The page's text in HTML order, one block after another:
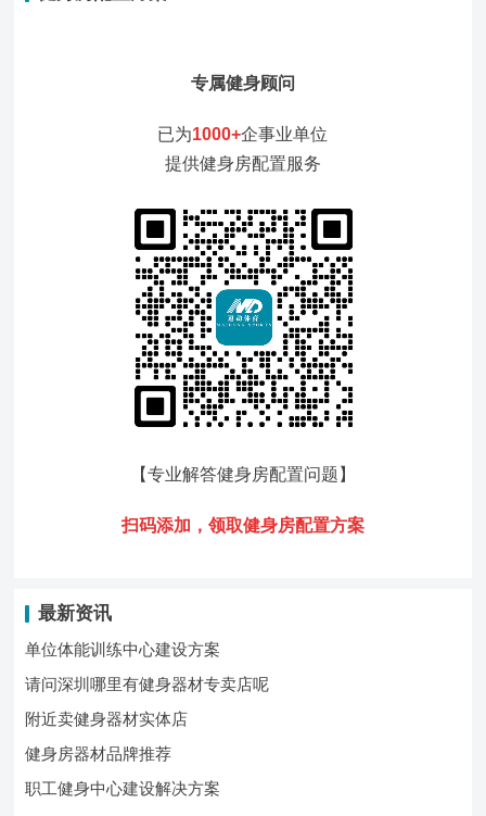
专属健身顾问
已为1000+企事业单位
提供健身房配置服务
【专业解答健身房配置问题 】
扫码添加，领取健身房配置方案
最新资讯
单位体能训练中心建设方案
请问深圳哪里有健身器材专卖店呢
附近卖健身器材实体店
健身房器材品牌推荐
职工健身中心建设解决方案